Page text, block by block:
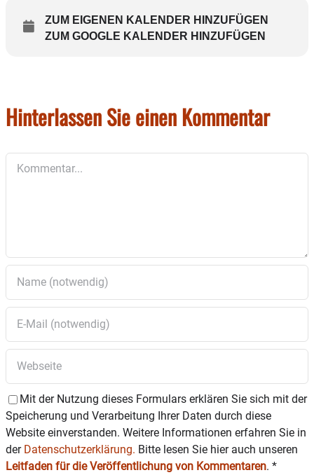
ZUM EIGENEN KALENDER HINZUFÜGEN
ZUM GOOGLE KALENDER HINZUFÜGEN
Hinterlassen Sie einen Kommentar
Mit der Nutzung dieses Formulars erklären Sie sich mit der
Speicherung und Verarbeitung Ihrer Daten durch diese
Website einverstanden. Weitere Informationen erfahren Sie in
der Datenschutzerklärung. Bitte lesen Sie hier auch unseren
Leitfaden für die Veröffentlichung von Kommentaren. *